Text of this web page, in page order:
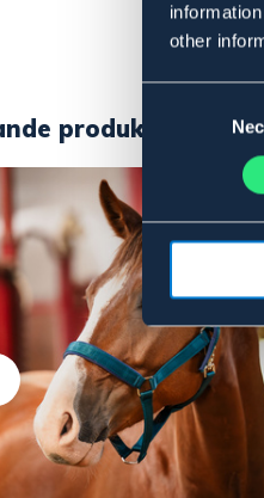
other
Selection
produkter